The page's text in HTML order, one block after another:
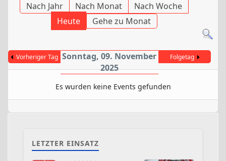
Nach Jahr Nach Monat
Nach Woche
Heute
Gehe zu Monat
Vorheriger Tag Sonntag, 09. November
2025
Folgetag
Es wurden keine Events gefunden
LETZTER EINSATZ